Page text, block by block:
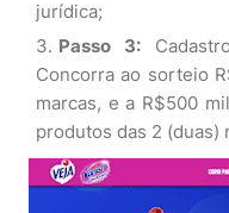
jurídica;
Passo 3:
Concorra ao sorteio
marcas, e a R$500
produtos das 2 (duas)